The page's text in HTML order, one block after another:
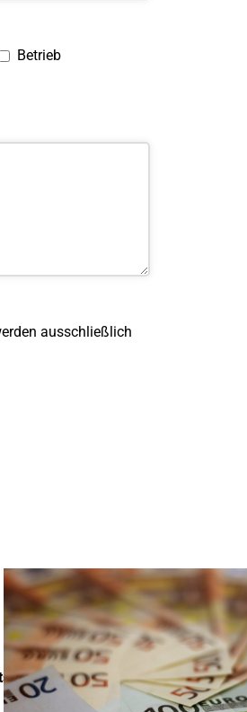
Betrieb
ausschließlich